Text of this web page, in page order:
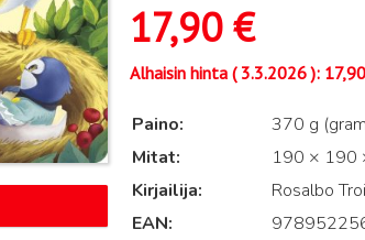
17,90€
Alhaisin hinta (3.3.2026): 17,90
Paino
370 g
Mitat
190 × 190
Kirjailija
Rosalbo
EAN